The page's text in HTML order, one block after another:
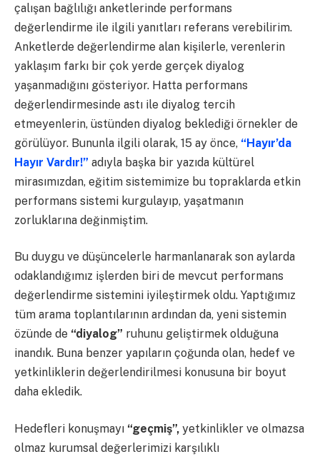
çalışan bağlılığı anketlerinde performans
değerlendirme ile ilgili yanıtları referans verebilirim.
Anketlerde değerlendirme alan kişilerle, verenlerin
yaklaşım farkı bir çok yerde gerçek diyalog
yaşanmadığını gösteriyor. Hatta performans
değerlendirmesinde astı ile diyalog tercih
etmeyenlerin, üstünden diyalog beklediği örnekler de
görülüyor. Bununla ilgili olarak, 15 ay önce, “Hayır’da
Hayır Vardır!” adıyla başka bir yazıda kültürel
mirasımızdan, eğitim sistemimize bu topraklarda etkin
performans sistemi kurgulayıp, yaşatmanın
zorluklarına değinmiştim.
Bu duygu ve düşüncelerle harmanlanarak son aylarda
odaklandığımız işlerden biri de mevcut performans
değerlendirme sistemini iyileştirmek oldu. Yaptığımız
tüm arama toplantılarının ardından da, yeni sistemin
özünde de “diyalog” ruhunu geliştirmek olduğuna
inandık. Buna benzer yapıların çoğunda olan, hedef ve
yetkinliklerin değerlendirilmesi konusuna bir boyut
daha ekledik.
Hedefleri konuşmayı “geçmiş”, yetkinlikler ve olmazsa
olmaz kurumsal değerlerimizi karşılıklı